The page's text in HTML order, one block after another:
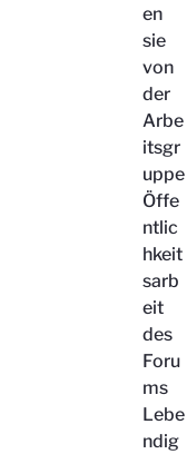
en
sie
von
der
Arbe
itsgr
uppe
Öffe
ntlic
hkeit
sarb
eit
des
Foru
ms
Lebe
ndig